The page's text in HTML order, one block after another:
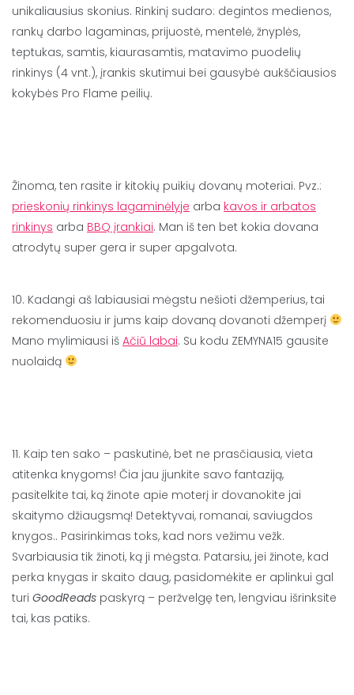
unikaliausius skonius. Rinkinį sudaro: degintos medienos,
rankų darbo lagaminas, prijuostė, mentelė, žnyplės,
teptukas, samtis, kiaurasamtis, matavimo puodelių
rinkinys (4 vnt.), įrankis skutimui bei gausybė aukščiausios
kokybės Pro Flame peilių.
Žinoma, ten rasite ir kitokių puikių dovanų moteriai. Pvz.:
prieskonių rinkinys lagaminėlyje arba kavos ir arbatos
rinkinys arba BBQ įrankiai. Man iš ten bet kokia dovana
atrodytų super gera ir super apgalvota.
10. Kadangi aš labiausiai mėgstu nešioti džemperius, tai
rekomenduosiu ir jums kaip dovaną dovanoti džemperį
Mano mylimiausi iš Ačiū labai. Su kodu ZEMYNA15 gausite
nuolaidą
11. Kaip ten sako – paskutinė, bet ne prasčiausia, vieta
atitenka knygoms! Čia jau įjunkite savo fantaziją,
pasitelkite tai, ką žinote apie moterį ir dovanokite jai
skaitymo džiaugsmą! Detektyvai, romanai, saviugdos
knygos.. Pasirinkimas toks, kad nors vežimu vežk.
Svarbiausia tik žinoti, ką ji mėgsta. Patarsiu, jei žinote, kad
perka knygas ir skaito daug, pasidomėkite er aplinkui gal
turi GoodReads paskyrą – peržvelgę ten, lengviau išrinksite
tai, kas patiks.